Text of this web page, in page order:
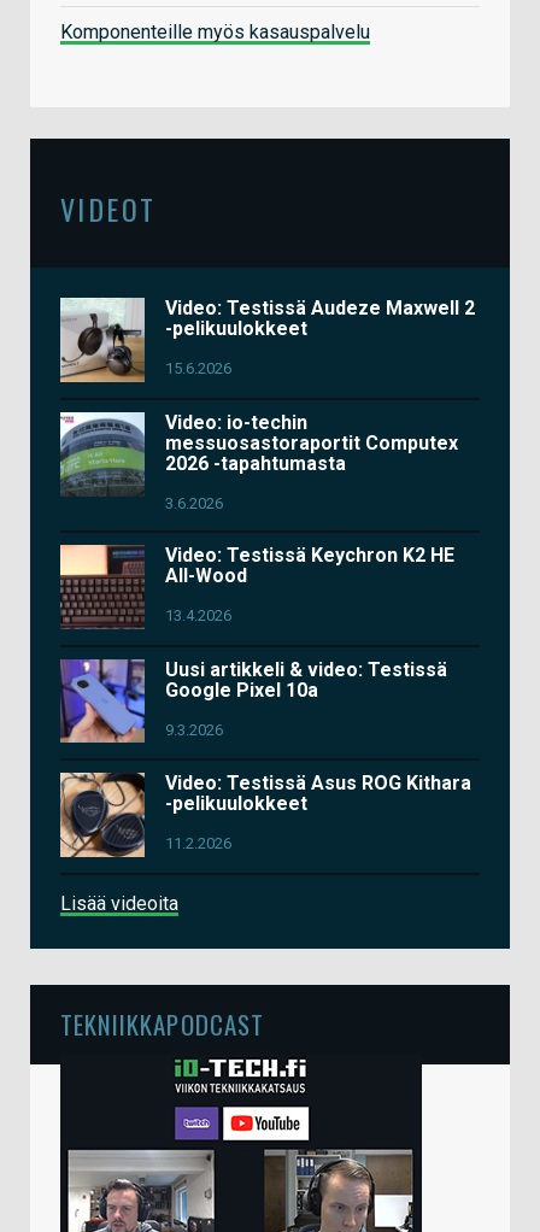
Komponenteille myös kasauspalvelu
VIDEOT
Video: Testissä Audeze Maxwell 2
-pelikuulokkeet
15.6.2026
Video: io-techin
messuosastoraportit Computex
2026 -tapahtumasta
3.6.2026
Video: Testissä Keychron K2 HE
All-Wood
13.4.2026
Uusi artikkeli & video: Testissä
Google Pixel 10a
9.3.2026
Video: Testissä Asus ROG Kithara
-pelikuulokkeet
11.2.2026
Lisää videoita
TEKNIIKKAPODCAST